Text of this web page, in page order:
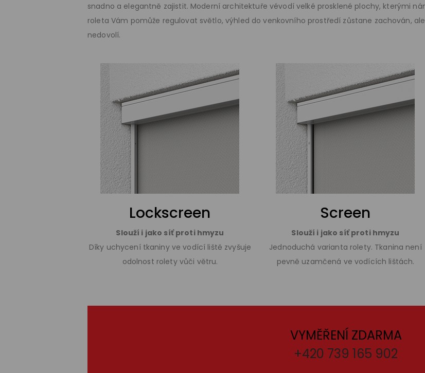
snadno a elegantně zajistit. Moderní architektuře vévodí velké prosklené plochy, kterými
roleta Vám pomůže regulovat světlo, výhled do venkovního prostředí zůstane zachován,
nedovolí.
Lockscreen
Slouží i jako síť proti hmyzu
Díky uchycení tkaniny ve vodící liště zvyšuje
odolnost rolety vůči větru.
Screen
Slouží i jako síť proti hmyzu
Jednoduchá varianta rolety. Tkanina není
pevně uzamčená ve vodících lištách.
VYMĚŘENÍ ZDARMA
+420 739 165 902